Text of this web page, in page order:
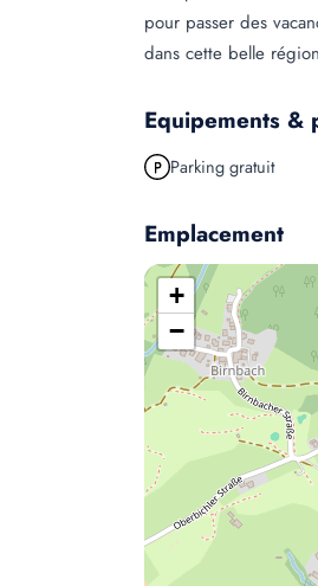
pour passer des
dans cette belle
Equipements &
Parking gratuit
Emplacement
+
−